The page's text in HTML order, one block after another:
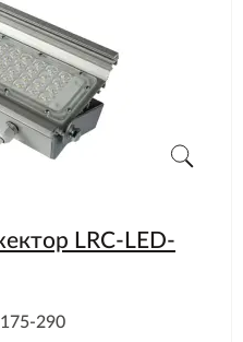
LRC-LED-
175-290